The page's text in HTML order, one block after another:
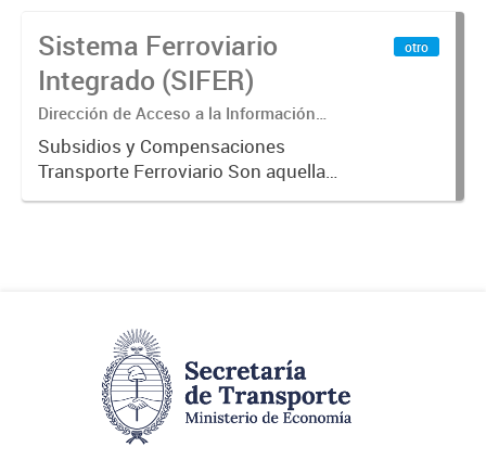
Sistema Ferroviario
Integrado (SIFER)
Dirección de Acceso a la Información
Pública y Transparencia
Subsidios y Compensaciones
Transporte Ferroviario Son aquellas
transferencias realizadas por la
otro